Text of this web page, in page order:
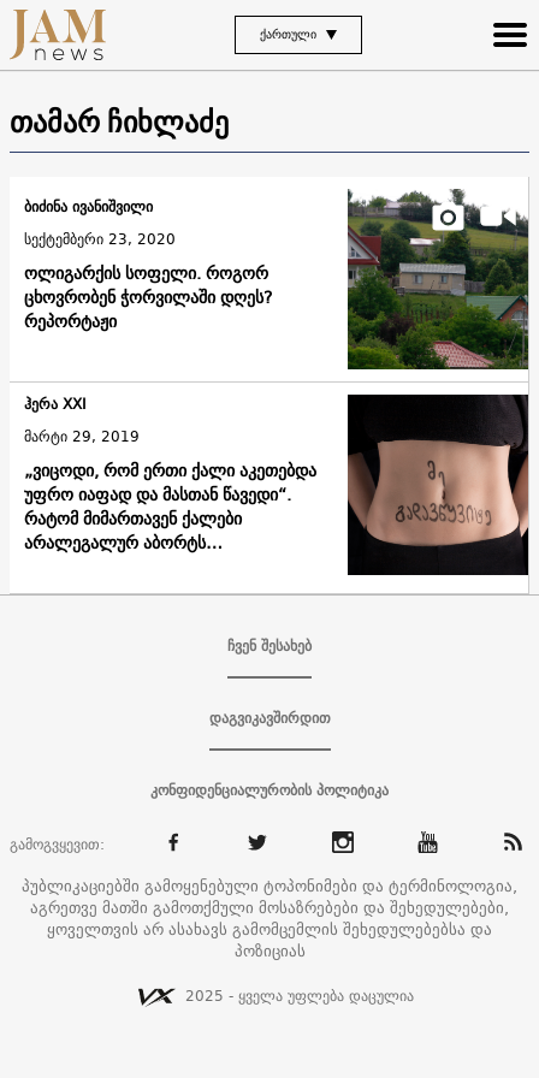
ᲥᲐᲠᲗᲣᲚᲘ
თამარ ჩიხლაძე
ოლიგარქის სოფელი. როგორ
ცხოვრობენ ჭორვილაში დღეს?
რეპორტაჟი
ბიძინა ივანიშვილი
სექტემბერი 23, 2020
„ვიცოდი, რომ ერთი ქალი აკეთებდა
უფრო იაფად და მასთან წავედი“.
რატომ მიმართავენ ქალები
არალეგალურ აბორტს
ჰერა XXI
მარტი 29, 2019
ჩვენ შესახებ
დაგვიკავშირდით
კონფიდენციალურობის პოლიტიკა
გამოგვყევით:
პუბლიკაციებში გამოყენებული ტოპონიმები და ტერმინოლოგია,
აგრეთვე მათში გამოთქმული მოსაზრებები და შეხედულებები,
ყოველთვის არ ასახავს გამომცემლის შეხედულებებსა და
პოზიციას
2025 - ყველა უფლება დაცულია